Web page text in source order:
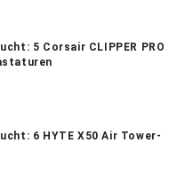
5 Corsair CLIPPER PRO
6 HYTE X50 Air Tower-